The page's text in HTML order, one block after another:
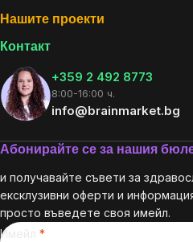
Нашите проекти
Контакт
+359 2 492 8773
8:00-16:00 ч.
info@brainmarket.bg
Абонирайте се за нашия
и получавайте съвети за
ексклузивни оферти и
просто въведете своя имейл.
Имейл